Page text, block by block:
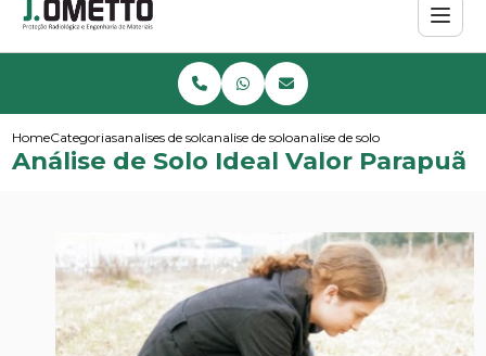
HomeCategoriasanalises de solos e sedimentos
analise de soloanalise de solo ideal valor
Análise de Solo Ideal Valor Parapuã